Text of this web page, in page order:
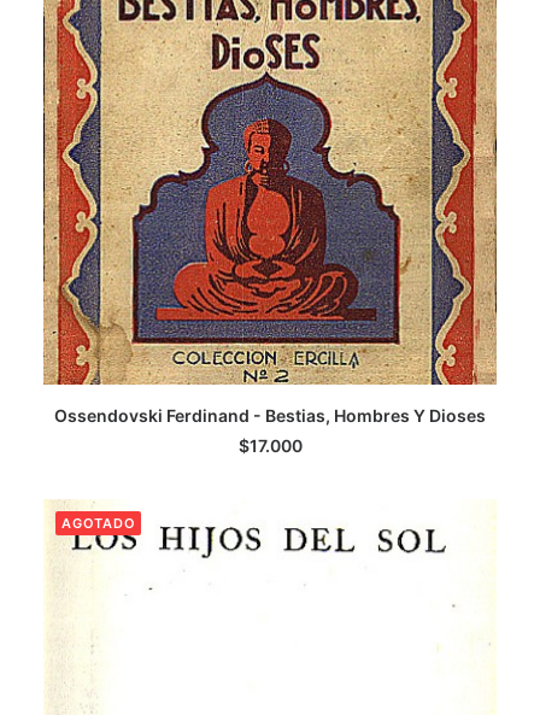
AGREGAR AL CARRITO
Ossendovski Ferdinand - Bestias, Hombres Y Dioses
$17.000
AGOTADO